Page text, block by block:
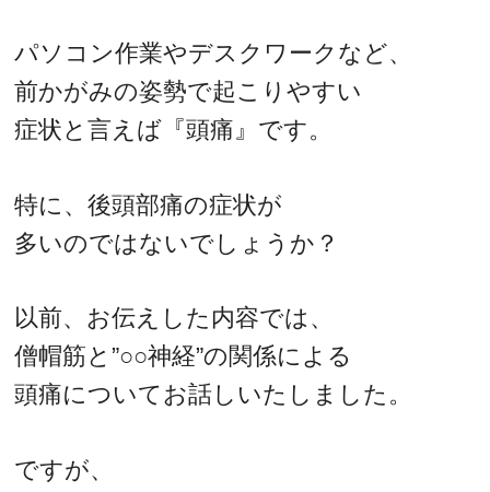
パソコン作業やデスクワークなど、
前かがみの姿勢で起こりやすい
症状と言えば『頭痛』です。
特に、後頭部痛の症状が
多いのではないでしょうか？
以前、お伝えした内容では、
僧帽筋と”○○神経”の関係による
頭痛についてお話しいたしました。
ですが、